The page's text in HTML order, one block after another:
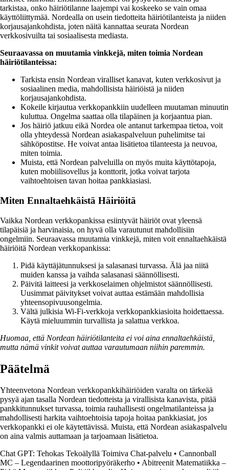
tarkistaa, onko häiriötilanne laajempi vai koskeeko se vain omaa
käyttöliittymää. Nordealla on usein tiedotteita häiriötilanteista ja niiden
korjausajankohdista, joten näitä kannattaa seurata Nordean
verkkosivuilta tai sosiaalisesta mediasta.
Seuraavassa on muutamia vinkkejä, miten toimia Nordean
häiriötilanteissa:
Tarkista ensin Nordean viralliset kanavat, kuten verkkosivut ja
sosiaalinen media, mahdollisista häiriöistä ja niiden
korjausajankohdista.
Kokeile kirjautua verkkopankkiin uudelleen muutaman minuutin
kuluttua. Ongelma saattaa olla tilapäinen ja korjaantua pian.
Jos häiriö jatkuu eikä Nordea ole antanut tarkempaa tietoa, voit
olla yhteydessä Nordean asiakaspalveluun puhelimitse tai
sähköpostitse. He voivat antaa lisätietoa tilanteesta ja neuvoa,
miten toimia.
Muista, että Nordean palveluilla on myös muita käyttötapoja,
kuten mobiilisovellus ja konttorit, jotka voivat tarjota
vaihtoehtoisen tavan hoitaa pankkiasiasi.
Miten Ennaltaehkäistä Häiriöitä
Vaikka Nordean verkkopankissa esiintyvät häiriöt ovat yleensä
tilapäisiä ja harvinaisia, on hyvä olla varautunut mahdollisiin
ongelmiin. Seuraavassa muutamia vinkkejä, miten voit ennaltaehkäistä
häiriöitä Nordean verkkopankissa:
Pidä käyttäjätunnuksesi ja salasanasi turvassa. Älä jaa niitä
muiden kanssa ja vaihda salasanasi säännöllisesti.
Päivitä laitteesi ja verkkoselaimen ohjelmistot säännöllisesti.
Uusimmat päivitykset voivat auttaa estämään mahdollisia
yhteensopivuusongelmia.
Vältä julkisia Wi-Fi-verkkoja verkkopankkiasioita hoidettaessa.
Käytä mieluummin turvallista ja salattua verkkoa.
Huomaa, että Nordean häiriötilanteita ei voi aina ennaltaehkäistä,
mutta nämä vinkit voivat auttaa varautumaan niihin paremmin.
Päätelmä
Yhteenvetona Nordean verkkopankkihäiriöiden varalta on tärkeää
pysyä ajan tasalla Nordean tiedotteista ja virallisista kanavista, pitää
pankkitunnukset turvassa, toimia rauhallisesti ongelmatilanteissa ja
mahdollisesti harkita vaihtoehtoisia tapoja hoitaa pankkiasiat, jos
verkkopankki ei ole käytettävissä. Muista, että Nordean asiakaspalvelu
on aina valmis auttamaan ja tarjoamaan lisätietoa.
Chat GPT: Tehokas Tekoälyllä Toimiva Chat-palvelu • Cannonball
MC – Legendaarinen moottoripyöräkerho • Abitreenit Matematiikka –